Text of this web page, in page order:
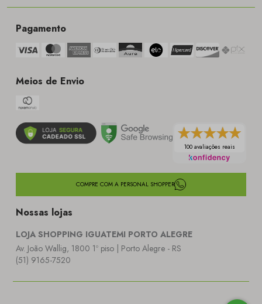
Pagamento
Meios de Envio
100 avaliações reais
COMPRE COM A PERSONAL SHOPPER
Nossas lojas
LOJA SHOPPING IGUATEMI PORTO ALEGRE
Av. João Wallig, 1800 1º piso | Porto Alegre - RS
(51) 9165-7520